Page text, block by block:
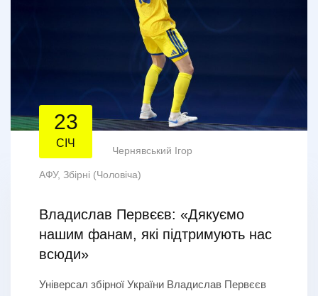
23
СІЧ
Чернявський Ігор
АФУ, Збірні (Чоловіча)
Владислав Первєєв: «Дякуємо
нашим фанам, які підтримують нас
всюди»
Універсал збірної України Владислав Первєєв